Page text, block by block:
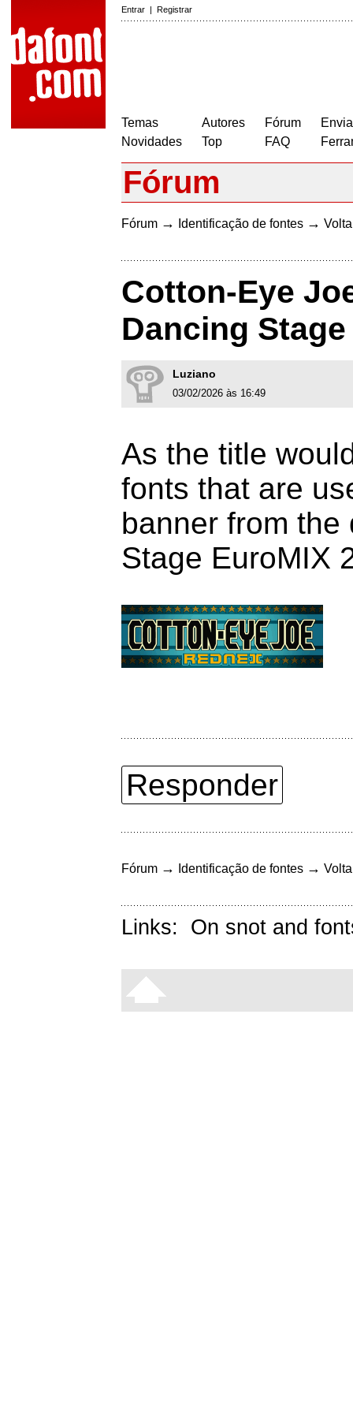
Entrar | Registrar
Temas
Novidades
Autores
Top
Fórum
FAQ
Fórum
Fórum → Identificação de fontes →
Cotton-Eye
Dancing
Luziano
03/02/2026 às 16:49
As the title
fonts that are
banner from
Stage EuroMIX
Responder
Fórum → Identificação de fontes →
Links: On snot and